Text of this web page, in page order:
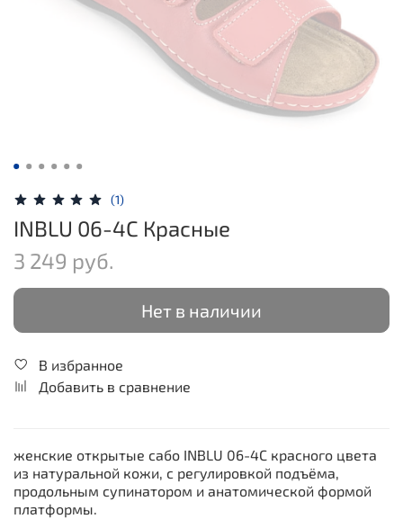
(1)
INBLU 06-4C Красные
3 249 руб.
Нет в наличии
В избранное
Добавить в сравнение
женские открытые сабо INBLU 06-4C красного цвета
из натуральной кожи, с регулировкой подъёма,
продольным супинатором и анатомической формой
платформы.